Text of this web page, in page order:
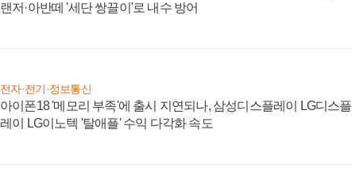
랜저·아반떼 '세단 쌍끌이'로 내수 방어
전자·전기·정보통신
아이폰18 '메모리 부족'에 출시 지연되나, 삼성디스플레이 LG디스플
레이 LG이노텍 '탈애플' 수익 다각화 속도